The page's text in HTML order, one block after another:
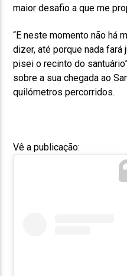
maior desafio a que me
“E neste momento não há
dizer, até porque nada
pisei o recinto do
sobre a sua chegada ao
quilómetros percorridos.
Vê a publicação: